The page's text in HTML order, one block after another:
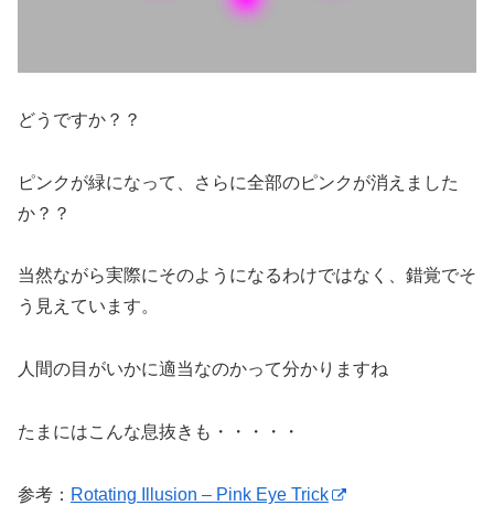
どうですか？？
ピンクが緑になって、さらに全部のピンクが消えました
か？？
当然ながら実際にそのようになるわけではなく、錯覚でそ
う見えています。
人間の目がいかに適当なのかって分かりますね
たまにはこんな息抜きも・・・・・
参考： Rotating Illusion – Pink Eye Trick